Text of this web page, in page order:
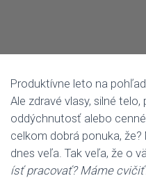
Produktívne leto na
Ale zdravé vlasy, silné telo,
oddýchnutosť alebo
celkom dobrá ponuka,
dnes veľa. Tak veľa, že o
ísť pracovať? Máme